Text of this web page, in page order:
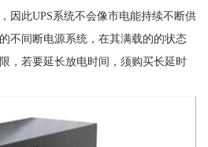
因此UPS系统不会像市电能持续不断供
不间断电源系统，在其满载的的状态
，若要延长放电时间，须购买长延时